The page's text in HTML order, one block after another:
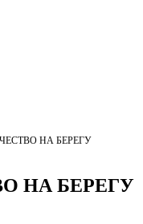
НА БЕРЕГУ
НА БЕРЕГУ